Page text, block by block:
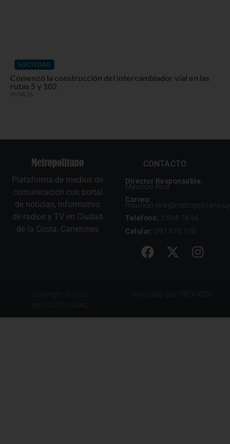
SOCIEDAD
Comenzó la construcción del intercambiador vial en las
rutas 5 y 102
05/08/26
Plataforma de medios de
comunicación con portal
de noticias, Informativo
de radios y TV en Ciudad
de la Costa, Canelones
CONTACTO
Director Responsable:
Mauricio Riva
Correo:
mauricio.riva@metropolitano.uy
Teléfono: 2 698 78 66
Celular: 091 673 129